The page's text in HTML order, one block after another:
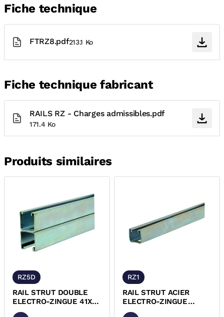
Fiche technique
FTRZ8.pdf213.1 Ko
Fiche technique fabricant
RAILS RZ - Charges admissibles.pdf
171.4 Ko
Produits similaires
RZ5D
RAIL STRUT DOUBLE
ELECTRO-ZINGUE 41X82
EP 2,5 MM RZ5D
RZ1
RAIL STRUT ACIER
ELECTRO-ZINGUE
25X25 RZ1